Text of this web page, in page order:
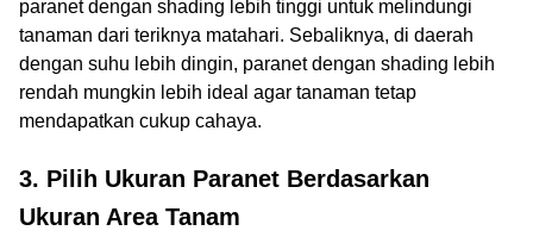
paranet dengan shading lebih tinggi untuk melindungi
tanaman dari teriknya matahari. Sebaliknya, di daerah
dengan suhu lebih dingin, paranet dengan shading lebih
rendah mungkin lebih ideal agar tanaman tetap
mendapatkan cukup cahaya.
3. Pilih Ukuran Paranet Berdasarkan
Ukuran Area Tanam